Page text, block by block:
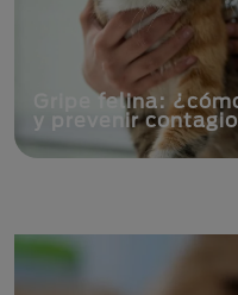
Gripe felina:
y prevenir